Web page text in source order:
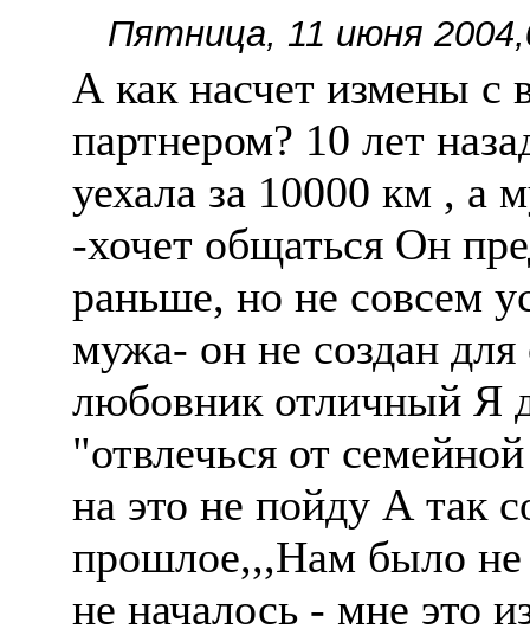
Пятница, 11 июня
А как насчет измены с
партнером? 10 лет
уехала за 10000 км , а
-хочет общаться Он
раньше, но не совсем
мужа- он не создан для
любовник отличный Я
"отвлечься от
на это не пойду А так
прошлое,,,Нам было не
не началось - мне это